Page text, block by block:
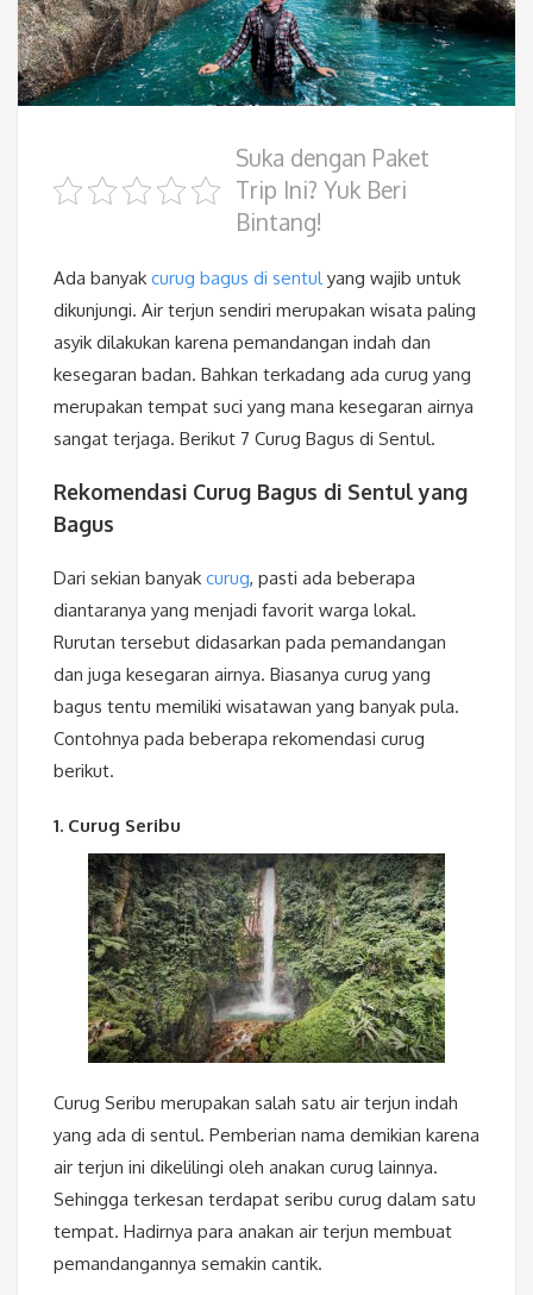
Suka dengan Paket
Trip Ini? Yuk Beri
Bintang!
Ada banyak curug bagus di sentulyang wajib untuk
dikunjungi. Air terjun sendiri merupakan wisata paling
asyik dilakukan karena pemandangan indah dan
kesegaran badan. Bahkan terkadang ada curug yang
merupakan tempat suci yang mana kesegaran airnya
sangat terjaga. Berikut 7 Curug Bagus di Sentul.
Rekomendasi Curug Bagus di Sentul yang
Bagus
Dari sekian banyak curug, pasti ada beberapa
diantaranya yang menjadi favorit warga lokal.
Rurutan tersebut didasarkan pada pemandangan
dan juga kesegaran airnya. Biasanya curug yang
bagus tentu memiliki wisatawan yang banyak pula.
Contohnya pada beberapa rekomendasi curug
berikut.
1. Curug Seribu
Curug Seribu merupakan salah satu air terjun indah
yang ada di sentul. Pemberian nama demikian karena
air terjun ini dikelilingi oleh anakan curug lainnya.
Sehingga terkesan terdapat seribu curug dalam satu
tempat. Hadirnya para anakan air terjun membuat
pemandangannya semakin cantik.